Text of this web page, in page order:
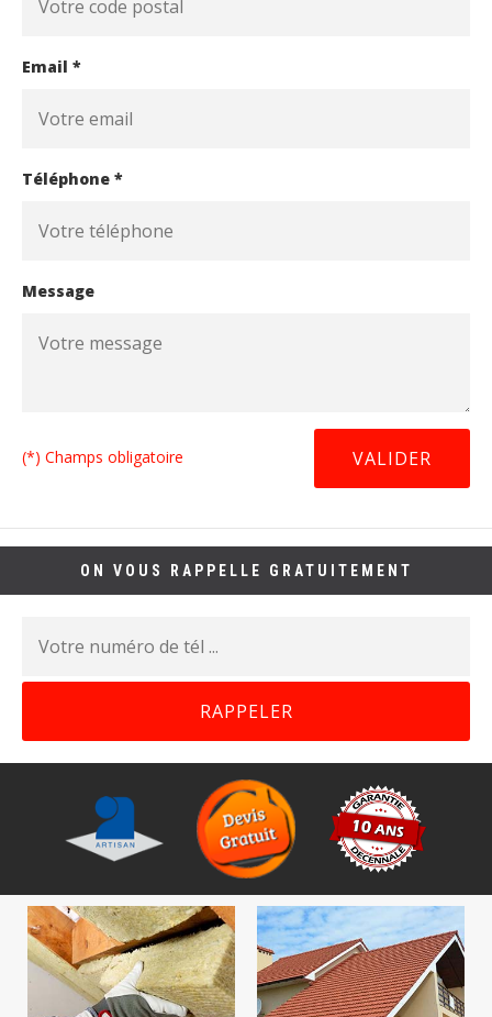
Email *
Téléphone *
Message
(*) Champs obligatoire
ON VOUS RAPPELLE GRATUITEMENT